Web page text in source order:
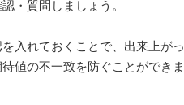
・質問しましょう。
入れておくことで、出来上が
値の不一致を防ぐことができま